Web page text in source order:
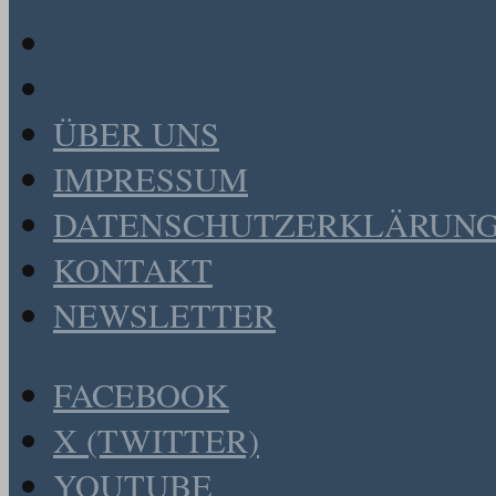
ÜBER UNS
IMPRESSUM
KONTAKT
NEWSLETTER
FACEBOOK
X (TWITTER)
YOUTUBE